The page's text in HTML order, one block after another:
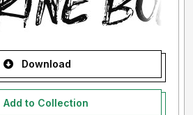
Download
Add to Collection